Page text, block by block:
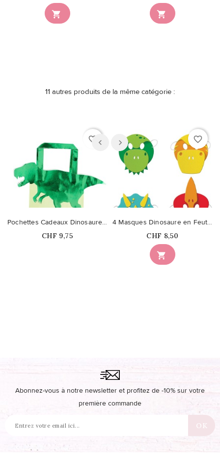
 
11 autres produits de la même catégorie :
favorite_border
Pochettes Cadeaux Dinosaure Roar
Prix
CHF 9,75
favorite_border

4 Masques Dinosaure en Feutrine
Prix
CHF 8,50
Abonnez-vous à notre newsletter et profitez de -10% sur votre
première commande